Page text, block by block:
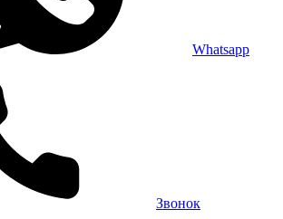
Whatsapp
Звонок